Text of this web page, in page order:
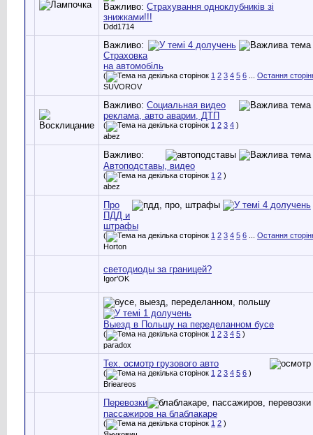
Важливо: Страхування одноклубників зі
знижками!!!
Ddd1714
Важливо:
Страховка
на автомобіль
( 1 2 3 4 5 6
Остання
SUVOROV
Важливо: Социальная видео
реклама, авто аварии, ДТП
( 1 2 3 4 )
abez
Важливо:
Автоподставы, видео
( 1 2 )
abez
Про
ПДД и
штрафы
( 1 2 3 4 5 6
Остання
Horton
светодиоды за границей?
Igor'OK
Выезд в Польшу на переделанном бусе
( 1 2 3 4 5 )
paradox
Тех. осмотр грузового авто
( 1 2 3 4 5 6 )
Brieareos
Перевозки
пассажиров на блаблакаре
( 1 2 )